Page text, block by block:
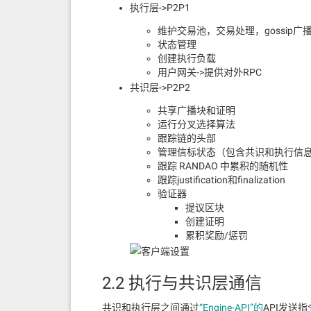
执行层->P2P1
维护交易池，交易处理，gossip广
状态管理
创建执行负载
用户网关->提供对外RPC
共识层->P2P2
共享广播块和证明
运行分叉选择算法
跟踪链的头部
管理信标状态（包含共识和执行信息
跟踪 RANDAO 中累积的随机性
跟踪justification和finalization
验证器
提议区块
创建证明
累积奖励/惩罚
2.2 执行与共识层通信
共识和执行层之间通过“Engine-API”的API发送指